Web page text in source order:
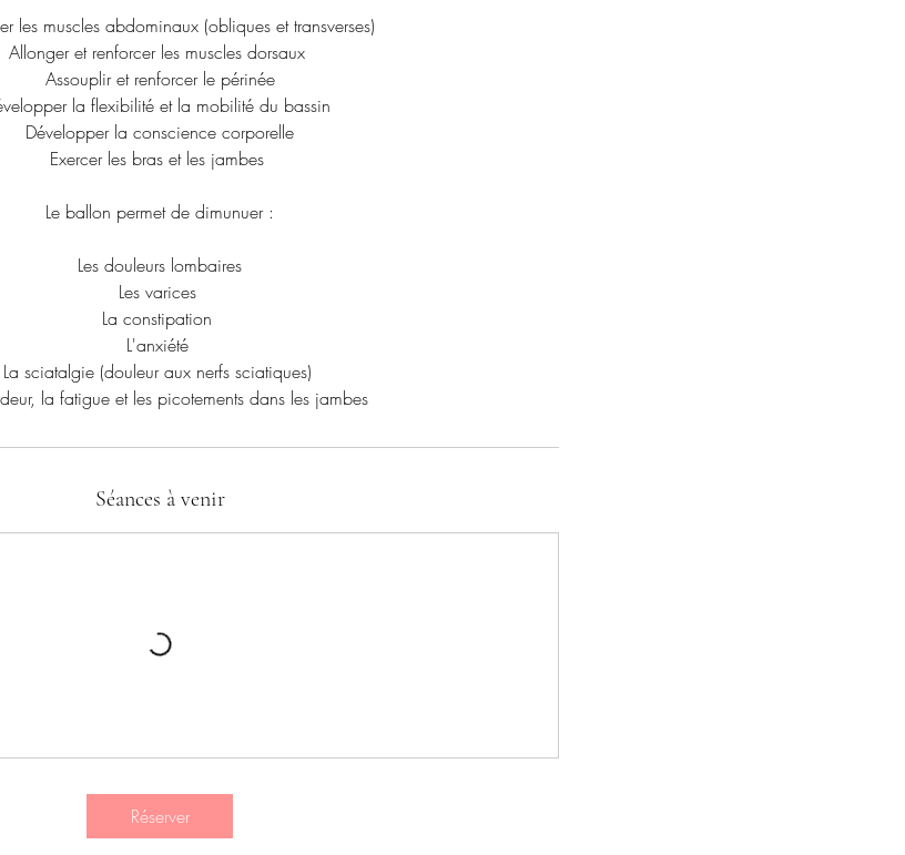
les muscles abdominaux (obliques et transverses)
Allonger et renforcer les muscles dorsaux
Assouplir et renforcer le périnée
la flexibilité et la mobilité du bassin
Développer la conscience corporelle
Exercer les bras et les jambes
Le ballon permet de dimunuer :
Les douleurs lombaires
Les varices
La constipation
L'anxiété
La sciatalgie (douleur aux nerfs sciatiques)
la fatigue et les picotements dans les jambes
Séances à venir
Réserver